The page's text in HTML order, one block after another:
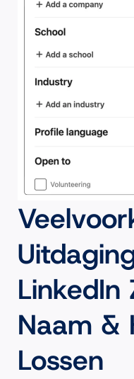
LinkedIn
Naam &
Lossen